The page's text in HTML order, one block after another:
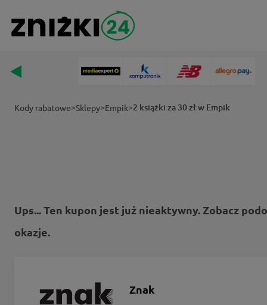
Kody rabatowe>Sklepy>Empik>2 książki za 30 zł w Empik
Ups... Ten kupon jest już nieaktywny. Zobacz
okazje.
Znak